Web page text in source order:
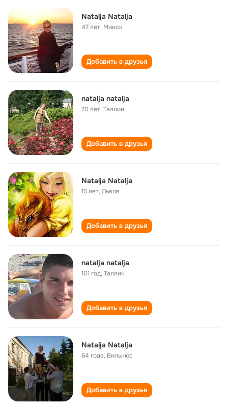
Natalja Natalja
47 лет, Минск
Добавить в друзья
natalja natalja
70 лет,Таллин
Добавить в друзья
Natalja Natalja
15 лет,Львов
Добавить в друзья
natalja natalja
101 год,Таллин
Добавить в друзья
Natalja Natalja
64 года, Вильнюс
Добавить в друзья